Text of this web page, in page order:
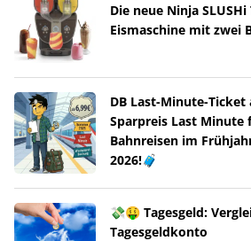
Die neue Ninja
Eismaschine mit zwei
DB Last-Minute-Ticket
Sparpreis Last Minute
Bahnreisen im
2026!🧳
💸🤑 Tagesgeld:
Tagesgeldkonto